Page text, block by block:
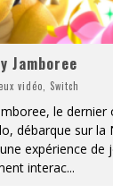
Jamboree
vidéo Switch
le dernier
débarque sur la
expérience de
interac...